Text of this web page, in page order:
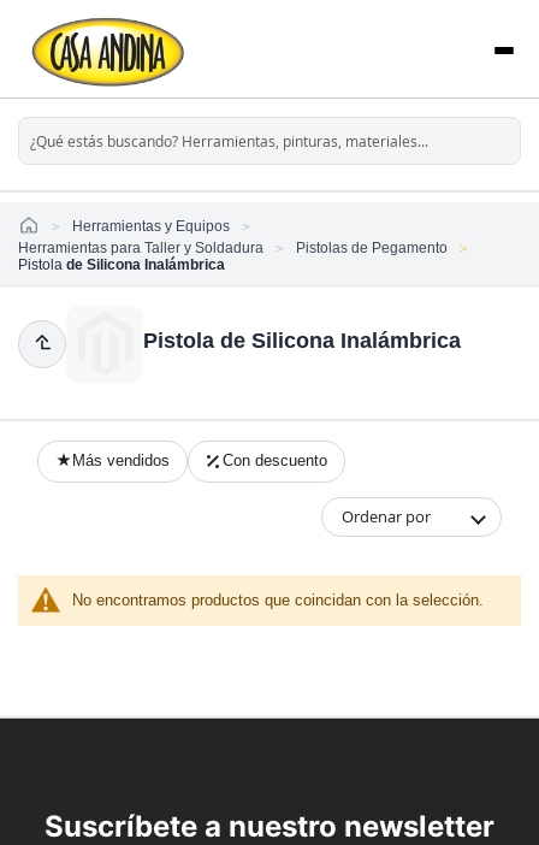
HomeHerramientas y Equipos
Herramientas para Taller y Soldadura
Pistolas de Pegamento
Pistola de Silicona Inalámbrica
Pistola de Silicona Inalámbrica
Más vendidos Con descuento
Ordenar por
No encontramos productos que coincidan con la selección.
Suscríbete a nuestro newsletter